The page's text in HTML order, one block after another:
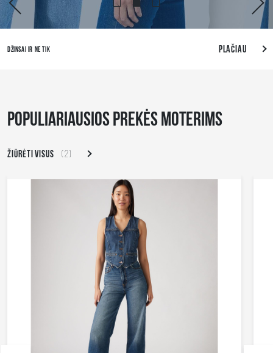
DŽINSAI IR NE TIK Plačiau
POPULIARIAUSIOS PREKĖS MOTERIMS
ŽIŪRĖTI VISUS (2)